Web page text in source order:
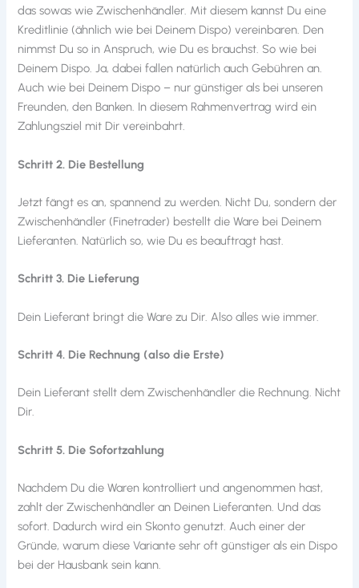
das sowas wie Zwischenhändler. Mit diesem kannst Du eine
Kreditlinie (ähnlich wie bei Deinem Dispo) vereinbaren. Den
nimmst Du so in Anspruch, wie Du es brauchst. So wie bei
Deinem Dispo. Ja, dabei fallen natürlich auch Gebühren an.
Auch wie bei Deinem Dispo – nur günstiger als bei unseren
Freunden, den Banken. In diesem Rahmenvertrag wird ein
Zahlungsziel mit Dir vereinbahrt.
Schritt 2. Die Bestellung
Jetzt fängt es an, spannend zu werden. Nicht Du, sondern der
Zwischenhändler (Finetrader) bestellt die Ware bei Deinem
Lieferanten. Natürlich so, wie Du es beauftragt hast.
Schritt 3. Die Lieferung
Dein Lieferant bringt die Ware zu Dir. Also alles wie immer.
Schritt 4. Die Rechnung (also die Erste)
Dein Lieferant stellt dem Zwischenhändler die Rechnung. Nicht
Dir.
Schritt 5. Die Sofortzahlung
Nachdem Du die Waren kontrolliert und angenommen hast,
zahlt der Zwischenhändler an Deinen Lieferanten. Und das
sofort. Dadurch wird ein Skonto genutzt. Auch einer der
Gründe, warum diese Variante sehr oft günstiger als ein Dispo
bei der Hausbank sein kann.